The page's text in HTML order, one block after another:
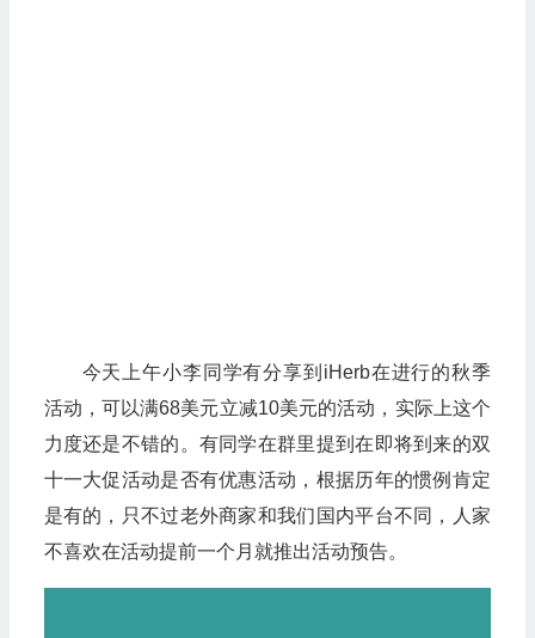
今天上午小李同学有分享到iHerb在进行的秋季
活动，可以满68美元立减10美元的活动，实际上这个
力度还是不错的。有同学在群里提到在即将到来的双
十一大促活动是否有优惠活动，根据历年的惯例肯定
是有的，只不过老外商家和我们国内平台不同，人家
不喜欢在活动提前一个月就推出活动预告。